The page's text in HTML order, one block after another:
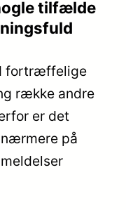
tilfælde
fortræffelige
række andre
er det
på